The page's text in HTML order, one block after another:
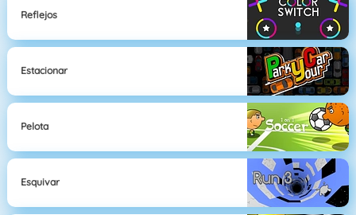
Reflejos
Estacionar
Pelota
Esquivar